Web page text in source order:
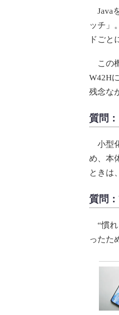
Java
ッチ」
ドごと
この
W42H
残念な
質問
小型
め、本
ときは
質問
“慣れ
ったた